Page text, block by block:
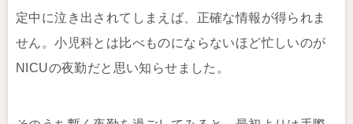
定中に泣き出されてしまえば、正確な情報が得られま
せん。小児科とは比べものにならないほど忙しいのが
NICUの夜勤だと思い知らせました。